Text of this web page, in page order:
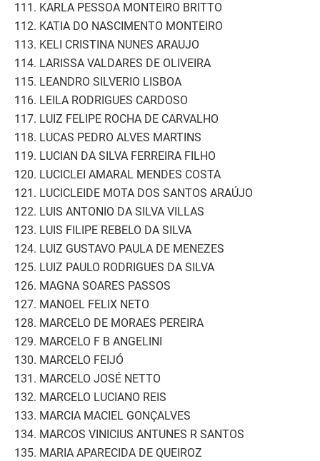
111. KARLA PESSOA MONTEIRO BRITTO
112. KATIA DO NASCIMENTO MONTEIRO
113. KELI CRISTINA NUNES ARAUJO
114. LARISSA VALDARES DE OLIVEIRA
115. LEANDRO SILVERIO LISBOA
116. LEILA RODRIGUES CARDOSO
117. LUIZ FELIPE ROCHA DE CARVALHO
118. LUCAS PEDRO ALVES MARTINS
119. LUCIAN DA SILVA FERREIRA FILHO
120. LUCICLEI AMARAL MENDES COSTA
121. LUCICLEIDE MOTA DOS SANTOS ARAÚJO
122. LUIS ANTONIO DA SILVA VILLAS
123. LUIS FILIPE REBELO DA SILVA
124. LUIZ GUSTAVO PAULA DE MENEZES
125. LUIZ PAULO RODRIGUES DA SILVA
126. MAGNA SOARES PASSOS
127. MANOEL FELIX NETO
128. MARCELO DE MORAES PEREIRA
129. MARCELO F B ANGELINI
130. MARCELO FEIJÓ
131. MARCELO JOSÉ NETTO
132. MARCELO LUCIANO REIS
133. MARCIA MACIEL GONÇALVES
134. MARCOS VINICIUS ANTUNES R SANTOS
135. MARIA APARECIDA DE QUEIROZ